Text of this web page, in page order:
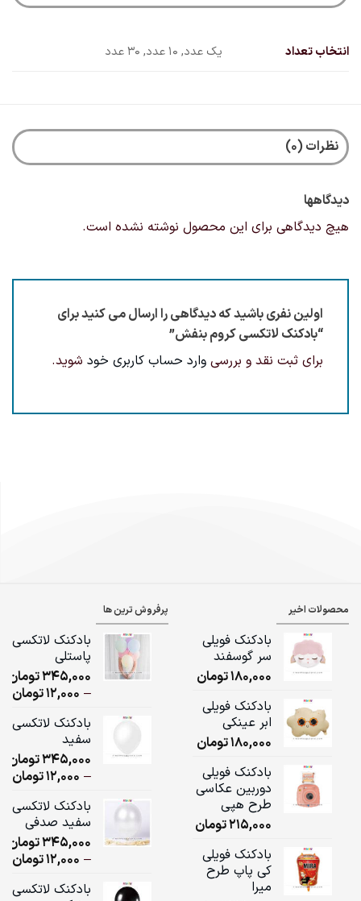
انتخاب تعداد یک عدد, 10 عدد, 30 عدد
نظرات (0)
دیدگاهها
هیچ دیدگاهی برای این محصول نوشته نشده است.
اولین نفری باشید که دیدگاهی را ارسال می کنید برای
“بادکنک لاتکسی کروم بنفش”
برای ثبت نقد و بررسی وارد حساب کاربری خود شوید.
محصولات اخیر
بادکنک فویلی
سر گوسفند
180,000تومان
بادکنک فویلی
ابر عینکی
180,000تومان
بادکنک فویلی
دوربین عکاسی
طرح هپی
215,000تومان
بادکنک فویلی
کی پاپ طرح
میرا
پرفروش ترین ها
بادکنک لاتکسی
پاستلی
345,000تومان
–
12,000تومان
بادکنک لاتکسی
سفید
345,000تومان
–
12,000تومان
بادکنک لاتکسی
سفید صدفی
345,000تومان
–
12,000تومان
بادکنک لاتکسی